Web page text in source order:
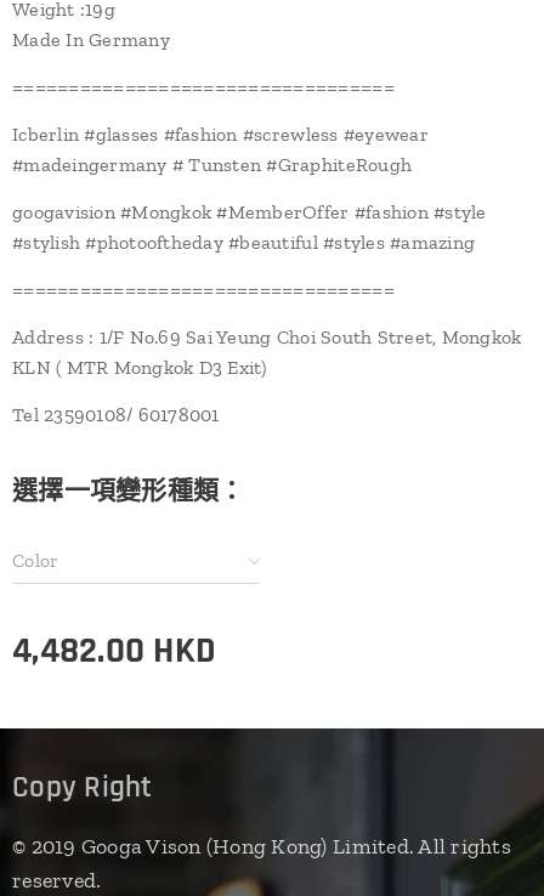
Weight :19g
Made In Germany
==================================
Icberlin #glasses #fashion #screwless #eyewear
#madeingermany # Tunsten #GraphiteRough
googavision #Mongkok #MemberOffer #fashion #style
#stylish #photooftheday #beautiful #styles #amazing
==================================
Address : 1/F No.69 Sai Yeung Choi South Street, Mongkok
KLN ( MTR Mongkok D3 Exit)
Tel 23590108/ 60178001
選擇一項變形種類：
Color
4,482.00 HKD
Copy Right
© 2019 Googa Vison (Hong Kong) Limited. All rights
reserved.